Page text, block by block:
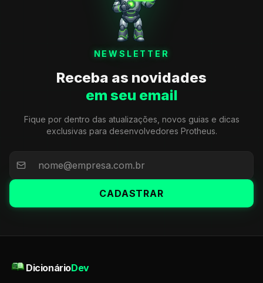
NEWSLETTER
Receba as novidades
em seu email
Fique por dentro das atualizações, novos guias e dicas
exclusivas para desenvolvedores Protheus.
CADASTRAR
DicionárioDev